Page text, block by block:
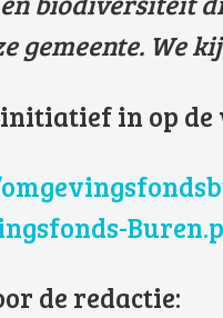
gemeente. We
in op de
de redactie: